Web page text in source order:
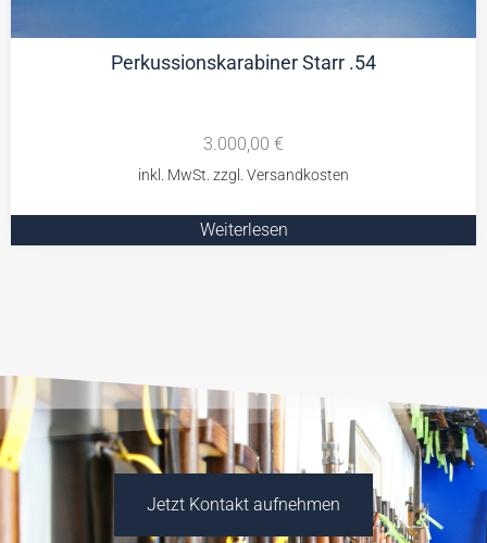
Perkussionskarabiner Starr .54
3.000,00 €
Weiterlesen
Jetzt Kontakt aufnehmen